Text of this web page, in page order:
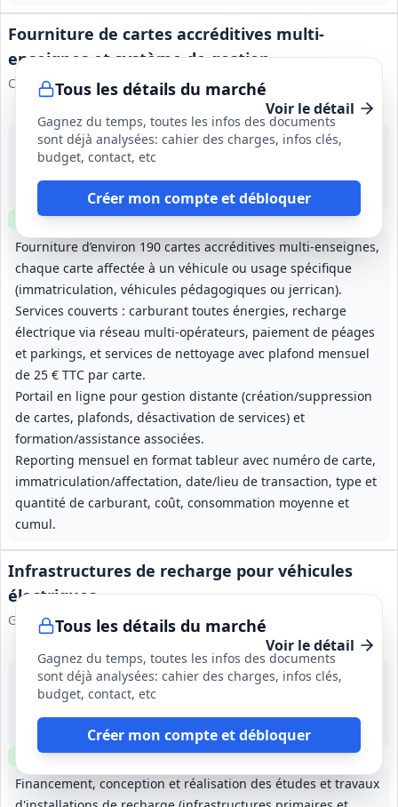
Tous les détails du marché
Gagnez du temps, toutes les infos des documents
sont déjà analysées: cahier des charges, infos clés,
budget, contact, etc
Créer mon compte et débloquer
Fourniture de cartes accréditives multi-
enseignes et système de gestion
Chambre de Métiers et de l'Artisanat Hauts-de-France
Voir le détail
Fourniture d’environ 190 cartes accréditives multi-enseignes,
chaque carte affectée à un véhicule ou usage spécifique
(immatriculation, véhicules pédagogiques ou jerrican).
Services couverts : carburant toutes énergies, recharge
électrique via réseau multi-opérateurs, paiement de péages
et parkings, et services de nettoyage avec plafond mensuel
de 25 € TTC par carte.
Portail en ligne pour gestion distante (création/suppression
de cartes, plafonds, désactivation de services) et
formation/assistance associées.
Reporting mensuel en format tableur avec numéro de carte,
immatriculation/affectation, date/lieu de transaction, type et
quantité de carburant, coût, consommation moyenne et
cumul.
28 sept. 2026
Hauts-de-France
1 an, renouvelable 3 fois (durée maximale 4 ans)
Clause environnementale
Tous les détails du marché
Gagnez du temps, toutes les infos des documents
sont déjà analysées: cahier des charges, infos clés,
budget, contact, etc
Créer mon compte et débloquer
Infrastructures de recharge pour véhicules
électriques
Groupe Vilogia - Pôle Achats DSP
Voir le détail
Financement, conception et réalisation des études et travaux
12 oct. 2026
Multiples
25 ans (à compter de la notification de la convention)
Clause environnementale Clause sociale Visiteoptionnelle